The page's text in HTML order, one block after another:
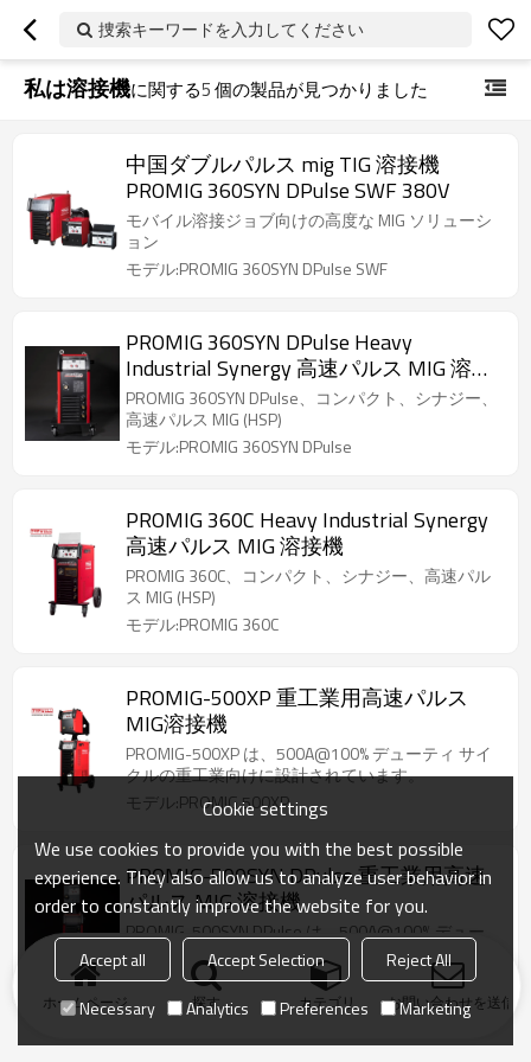
捜索キーワードを入力してください
私は溶接機に関する5個の製品が見つかりました
中国ダブルパルス mig TIG 溶接機
PROMIG 360SYN DPulse SWF 380V
モバイル溶接ジョブ向けの高度な MIG ソリューシ
ョン
モデル:PROMIG 360SYN DPulse SWF
PROMIG 360SYN DPulse Heavy
Industrial Synergy 高速パルス MIG 溶接
機
PROMIG 360SYN DPulse、コンパクト、シナジー、
高速パルス MIG (HSP)
モデル:PROMIG 360SYN DPulse
PROMIG 360C Heavy Industrial Synergy
高速パルス MIG 溶接機
PROMIG 360C、コンパクト、シナジー、高速パル
ス MIG (HSP)
モデル:PROMIG 360C
PROMIG-500XP 重工業用高速パルス
MIG溶接機
PROMIG-500XP は、500A@100% デューティ サイ
クルの重工業向けに設計されています。
モデル:PROMIG 500XP
PROMIG-500SYN DPulse 重工業用高速
パルス MIG 溶接機
PROMIG-500SYN DPulse は、500A@100% デュー
ティ サイクルの重工業向けに設計されています。
モデル:PROMIG-500SYN DPulse
ホームページ 探す カテゴリ お問い合わせを送信
Cookie settings
We use cookies to provide you with the best possible
experience. They also allow us to analyze user behavior in
order to constantly improve the website for you.
Accept all Accept Selection
Reject All
Necessary
Analytics Preferences Marketing